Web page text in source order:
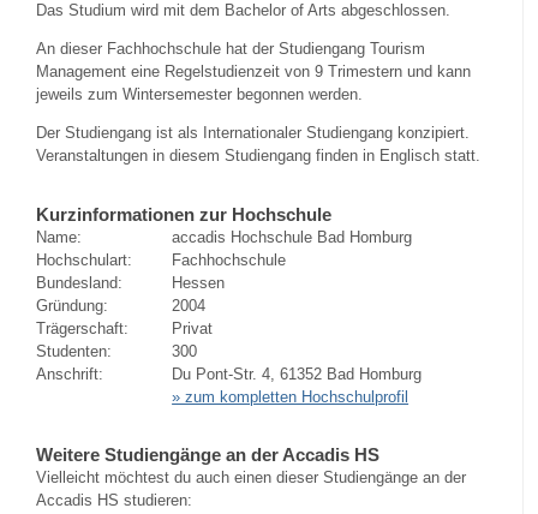
Das Studium wird mit dem Bachelor of Arts abgeschlossen.
An dieser Fachhochschule hat der Studiengang Tourism
Management eine Regelstudienzeit von 9 Trimestern und kann
jeweils zum Wintersemester begonnen werden.
Der Studiengang ist als Internationaler Studiengang konzipiert.
Veranstaltungen in diesem Studiengang finden in Englisch statt.
Kurzinformationen zur Hochschule
Name:
accadis Hochschule Bad Homburg
Hochschulart:
Fachhochschule
Bundesland:
Hessen
Gründung:
2004
Trägerschaft:
Privat
Studenten:
300
Anschrift:
Du Pont-Str. 4, 61352 Bad Homburg
» zum kompletten Hochschulprofil
Weitere Studiengänge an der Accadis HS
Vielleicht möchtest du auch einen dieser Studiengänge an der
Accadis HS studieren: